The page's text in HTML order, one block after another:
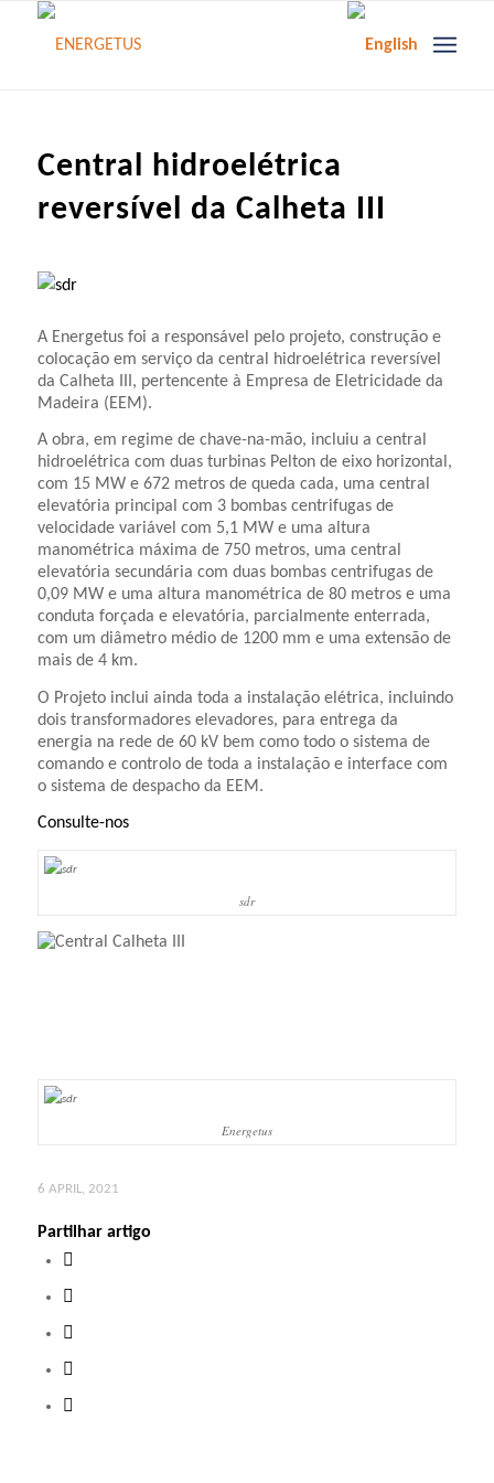
Central hidroelétrica
reversível da Calheta III
A Energetus foi a responsável pelo projeto, construção e
colocação em serviço da central hidroelétrica reversível
da Calheta III, pertencente à Empresa de Eletricidade da
Madeira (EEM).
A obra, em regime de chave-na-mão, incluiu a central
hidroelétrica com duas turbinas Pelton de eixo horizontal,
com 15 MW e 672 metros de queda cada, uma central
elevatória principal com 3 bombas centrifugas de
velocidade variável com 5,1 MW e uma altura
manométrica máxima de 750 metros, uma central
elevatória secundária com duas bombas centrifugas de
0,09 MW e uma altura manométrica de 80 metros e uma
conduta forçada e elevatória, parcialmente enterrada,
com um diâmetro médio de 1200 mm e uma extensão de
mais de 4 km.
O Projeto inclui ainda toda a instalação elétrica, incluindo
dois transformadores elevadores, para entrega da
energia na rede de 60 kV bem como todo o sistema de
comando e controlo de toda a instalação e interface com
o sistema de despacho da EEM.
Consulte-nos
sdr
Energetus
6 APRIL, 2021
Partilhar artigo